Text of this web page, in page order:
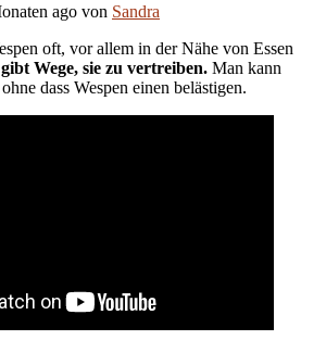
ago von Sandra
oft, vor allem in der Nähe von Essen
Wege, sie zu vertreiben. Man kann
dass Wespen einen belästigen.